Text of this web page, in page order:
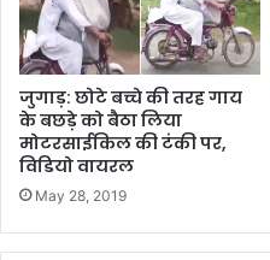
जुगाड़: छोटे बच्चे की तरह गाय
के बछड़े को बैठा लिया
मोटरसाईकिल की टंकी पर,
विडियो वायरल
May 28, 2019